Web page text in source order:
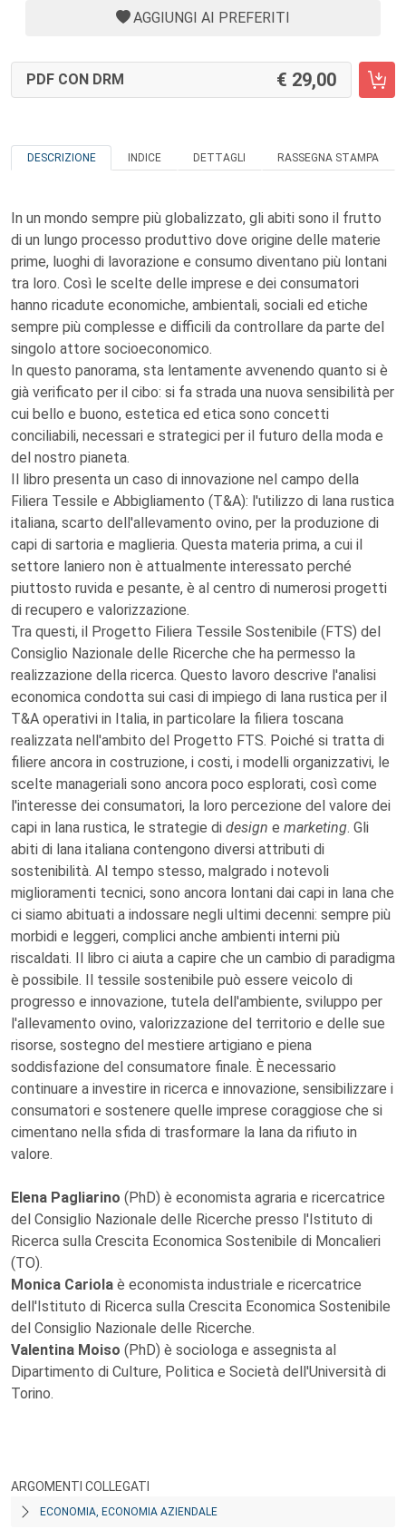
AGGIUNGI AI PREFERITI
PDF CON DRM 29,00
DESCRIZIONE INDICE DETTAGLI RASSEGNA STAMPA
In un mondo sempre più globalizzato, gli abiti sono il frutto
di un lungo processo produttivo dove origine delle materie
prime, luoghi di lavorazione e consumo diventano più lontani
tra loro. Così le scelte delle imprese e dei consumatori
hanno ricadute economiche, ambientali, sociali ed etiche
sempre più complesse e difficili da controllare da parte del
singolo attore socioeconomico.
In questo panorama, sta lentamente avvenendo quanto si è
già verificato per il cibo: si fa strada una nuova sensibilità per
cui bello e buono, estetica ed etica sono concetti
conciliabili, necessari e strategici per il futuro della moda e
del nostro pianeta.
Il libro presenta un caso di innovazione nel campo della
Filiera Tessile e Abbigliamento (T&A): l'utilizzo di lana rustica
italiana, scarto dell'allevamento ovino, per la produzione di
capi di sartoria e maglieria. Questa materia prima, a cui il
settore laniero non è attualmente interessato perché
piuttosto ruvida e pesante, è al centro di numerosi progetti
di recupero e valorizzazione.
Tra questi, il Progetto Filiera Tessile Sostenibile (FTS) del
Consiglio Nazionale delle Ricerche che ha permesso la
realizzazione della ricerca. Questo lavoro descrive l'analisi
economica condotta sui casi di impiego di lana rustica per il
T&A operativi in Italia, in particolare la filiera toscana
realizzata nell'ambito del Progetto FTS. Poiché si tratta di
filiere ancora in costruzione, i costi, i modelli organizzativi, le
scelte manageriali sono ancora poco esplorati, così come
l'interesse dei consumatori, la loro percezione del valore dei
capi in lana rustica, le strategie di design e marketing. Gli
abiti di lana italiana contengono diversi attributi di
sostenibilità. Al tempo stesso, malgrado i notevoli
miglioramenti tecnici, sono ancora lontani dai capi in lana che
ci siamo abituati a indossare negli ultimi decenni: sempre più
morbidi e leggeri, complici anche ambienti interni più
riscaldati. Il libro ci aiuta a capire che un cambio di paradigma
è possibile. Il tessile sostenibile può essere veicolo di
progresso e innovazione, tutela dell'ambiente, sviluppo per
l'allevamento ovino, valorizzazione del territorio e delle sue
risorse, sostegno del mestiere artigiano e piena
soddisfazione del consumatore finale. È necessario
continuare a investire in ricerca e innovazione, sensibilizzare i
consumatori e sostenere quelle imprese coraggiose che si
cimentano nella sfida di trasformare la lana da rifiuto in
valore.
Elena Pagliarino (PhD) è economista agraria e ricercatrice
del Consiglio Nazionale delle Ricerche presso l'Istituto di
Ricerca sulla Crescita Economica Sostenibile di Moncalieri
(TO).
Monica Cariola è economista industriale e ricercatrice
dell'Istituto di Ricerca sulla Crescita Economica Sostenibile
del Consiglio Nazionale delle Ricerche.
Valentina Moiso (PhD) è sociologa e assegnista al
Dipartimento di Culture, Politica e Società dell'Università di
Torino.
ARGOMENTI COLLEGATI
ECONOMIA, ECONOMIA AZIENDALE